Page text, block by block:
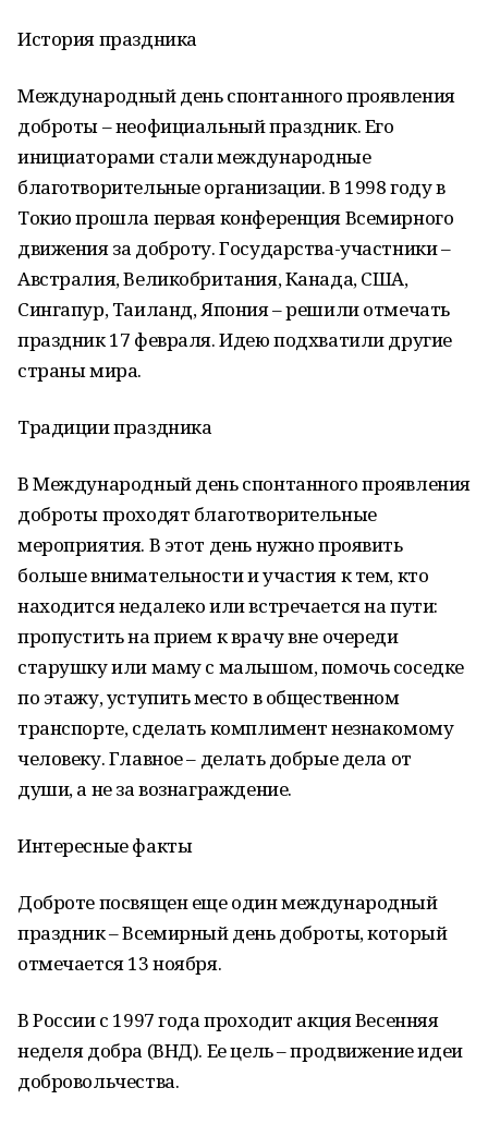
История праздника
Международный день спонтанного проявления
доброты – неофициальный праздник. Его
инициаторами стали международные
благотворительные организации. В 1998 году в
Токио прошла первая конференция Всемирного
движения за доброту. Государства-участники –
Австралия, Великобритания, Канада, США,
Сингапур, Таиланд, Япония – решили отмечать
праздник 17 февраля. Идею подхватили другие
страны мира.
Традиции праздника
В Международный день спонтанного проявления
доброты проходят благотворительные
мероприятия. В этот день нужно проявить
больше внимательности и участия к тем, кто
находится недалеко или встречается на пути:
пропустить на прием к врачу вне очереди
старушку или маму с малышом, помочь соседке
по этажу, уступить место в общественном
транспорте, сделать комплимент незнакомому
человеку. Главное – делать добрые дела от
души, а не за вознаграждение.
Интересные факты
Доброте посвящен еще один международный
праздник – Всемирный день доброты, который
отмечается 13 ноября.
В России с 1997 года проходит акция Весенняя
неделя добра (ВНД). Ее цель – продвижение идеи
добровольчества.